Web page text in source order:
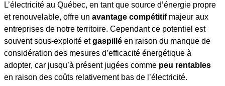
L’électricité au Québec, en tant que source d’énergie propre
et renouvelable, offre un avantage compétitifmajeur aux
entreprises de notre territoire. Cependant ce potentiel est
souvent sous-exploité etgaspillé en raison du manque de
considération des mesures d’efficacité énergétique à
adopter, car jusqu’à présent jugées comme peu rentables
en raison des coûts relativement bas de l’électricité.